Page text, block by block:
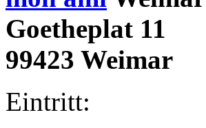
Goetheplat 11
99423 Weimar
Eintritt: